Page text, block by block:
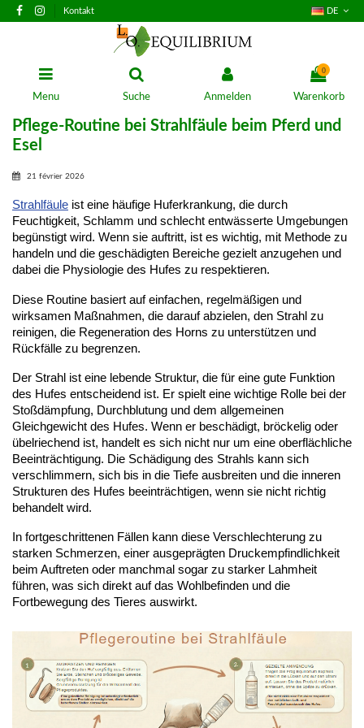
Kontakt DE
Menu Suche Anmelden
0
Warenkorb
Pflege-Routine bei Strahlfäule beim Pferd und
Esel
21 février 2026
Strahlfäule ist eine häufige Huferkrankung, die durch
Feuchtigkeit, Schlamm und schlecht entwässerte Umgebungen
begünstigt wird. Wenn sie auftritt, ist es wichtig, mit Methode zu
handeln und die geschädigten Bereiche gezielt anzugehen und
dabei die Physiologie des Hufes zu respektieren.
Diese Routine basiert auf einfachen, regelmäßigen und
wirksamen Maßnahmen, die darauf abzielen, den Strahl zu
reinigen, die Regeneration des Horns zu unterstützen und
Rückfälle zu begrenzen.
Der Strahl ist eine lebende Struktur, die für eine gute Funktion
des Hufes entscheidend ist. Er spielt eine wichtige Rolle bei der
Stoßdämpfung, Durchblutung und dem allgemeinen
Gleichgewicht des Hufes. Wenn er beschädigt, bröckelig oder
übelriechend ist, handelt es sich nicht nur um eine oberflächliche
Beeinträchtigung. Die Schädigung des Strahls kann sich
verschlimmern, sich bis in die Tiefe ausbreiten und die inneren
Strukturen des Hufes beeinträchtigen, wenn sie nicht richtig
behandelt wird.
In fortgeschrittenen Fällen kann diese Verschlechterung zu
starken Schmerzen, einer ausgeprägten Druckempfindlichkeit
beim Auftreten oder manchmal sogar zu starker Lahmheit
führen, was sich direkt auf das Wohlbefinden und die
Fortbewegung des Tieres auswirkt.